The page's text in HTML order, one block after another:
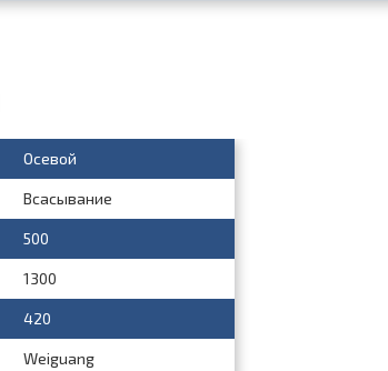
Осевой
Всасывание
500
1300
420
Weiguang